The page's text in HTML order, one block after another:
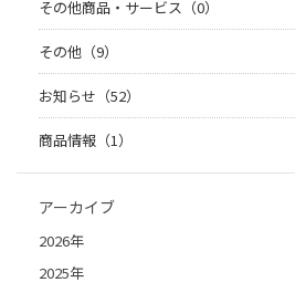
その他商品・サービス（0）
その他（9）
お知らせ（52）
商品情報（1）
アーカイブ
2026年
2025年